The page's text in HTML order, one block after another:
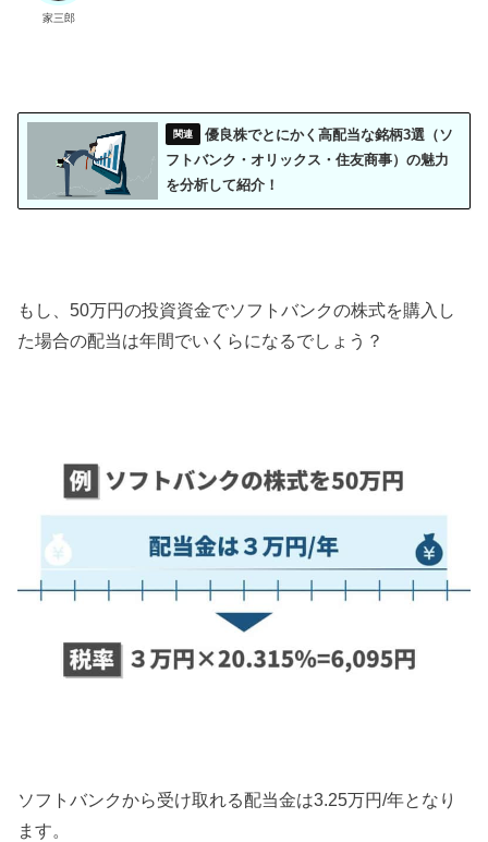
家三郎
優良株でとにかく高配当な銘柄3選（ソ
フトバンク・オリックス・住友商事）の魅力
を分析して紹介！
もし、50万円の投資資金でソフトバンクの株式を購入し
た場合の配当は年間でいくらになるでしょう？
ソフトバンクから受け取れる配当金は3.25万円/年となり
ます。